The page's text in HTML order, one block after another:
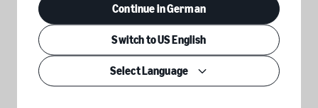
Counterfeit Crimes Unit. Die CCU hat bereits in zahlreichen
Fällen Marken geschützt und Maßnahmen ergriffen, um
Personen mit unlauteren Absichten zur Rechenschaft zu
ziehen.
Continue in German
Switch to US English
Select Language